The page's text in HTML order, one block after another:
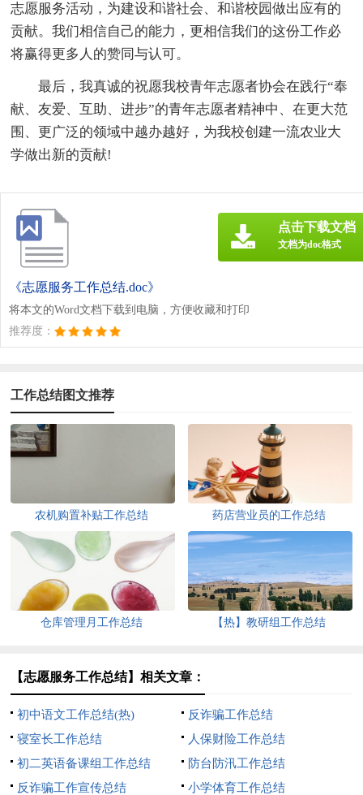
志愿服务活动，为建设和谐社会、和谐校园做出应有的
贡献。我们相信自己的能力，更相信我们的这份工作必
将赢得更多人的赞同与认可。
最后，我真诚的祝愿我校青年志愿者协会在践行“奉
献、友爱、互助、进步”的青年志愿者精神中、在更大范
围、更广泛的领域中越办越好，为我校创建一流农业大
学做出新的贡献!
《志愿服务工作总结.doc》
将本文的Word文档下载到电脑，方便收藏和打印
推荐度：
点击下载文档
文档为doc格式
工作总结图文推荐
农机购置补贴工作总结 药店营业员的工作总结
仓库管理月工作总结 【热】教研组工作总结
【志愿服务工作总结】相关文章：
初中语文工作总结(热)
反诈骗工作总结
寝室长工作总结
人保财险工作总结
初二英语备课组工作总结
防台防汛工作总结
反诈骗工作宣传总结
小学体育工作总结